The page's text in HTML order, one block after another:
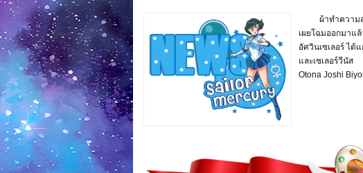
ผ้าทำความสะอ
เผยโฉมออกมาแ
อัศวินเซเลอร์ ได้แ
และเซเลอร์วีนั
Otona Joshi